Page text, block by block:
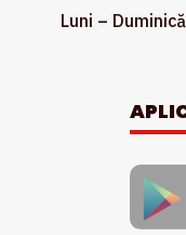
Luni – Duminică